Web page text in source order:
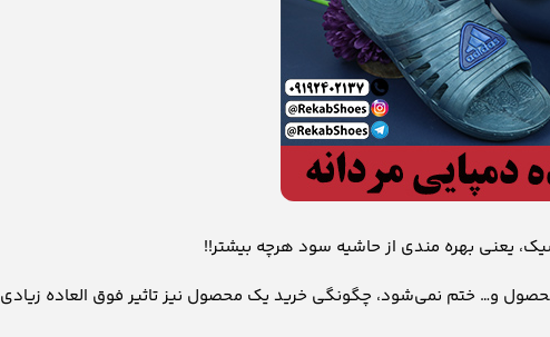
یعنی بهره مندی از حاشیه سود هرچه بیشتر!!
و… ختم نمی‌شود، چگونگی خرید یک محصول نیز تاثیر فوق العاده زیادی